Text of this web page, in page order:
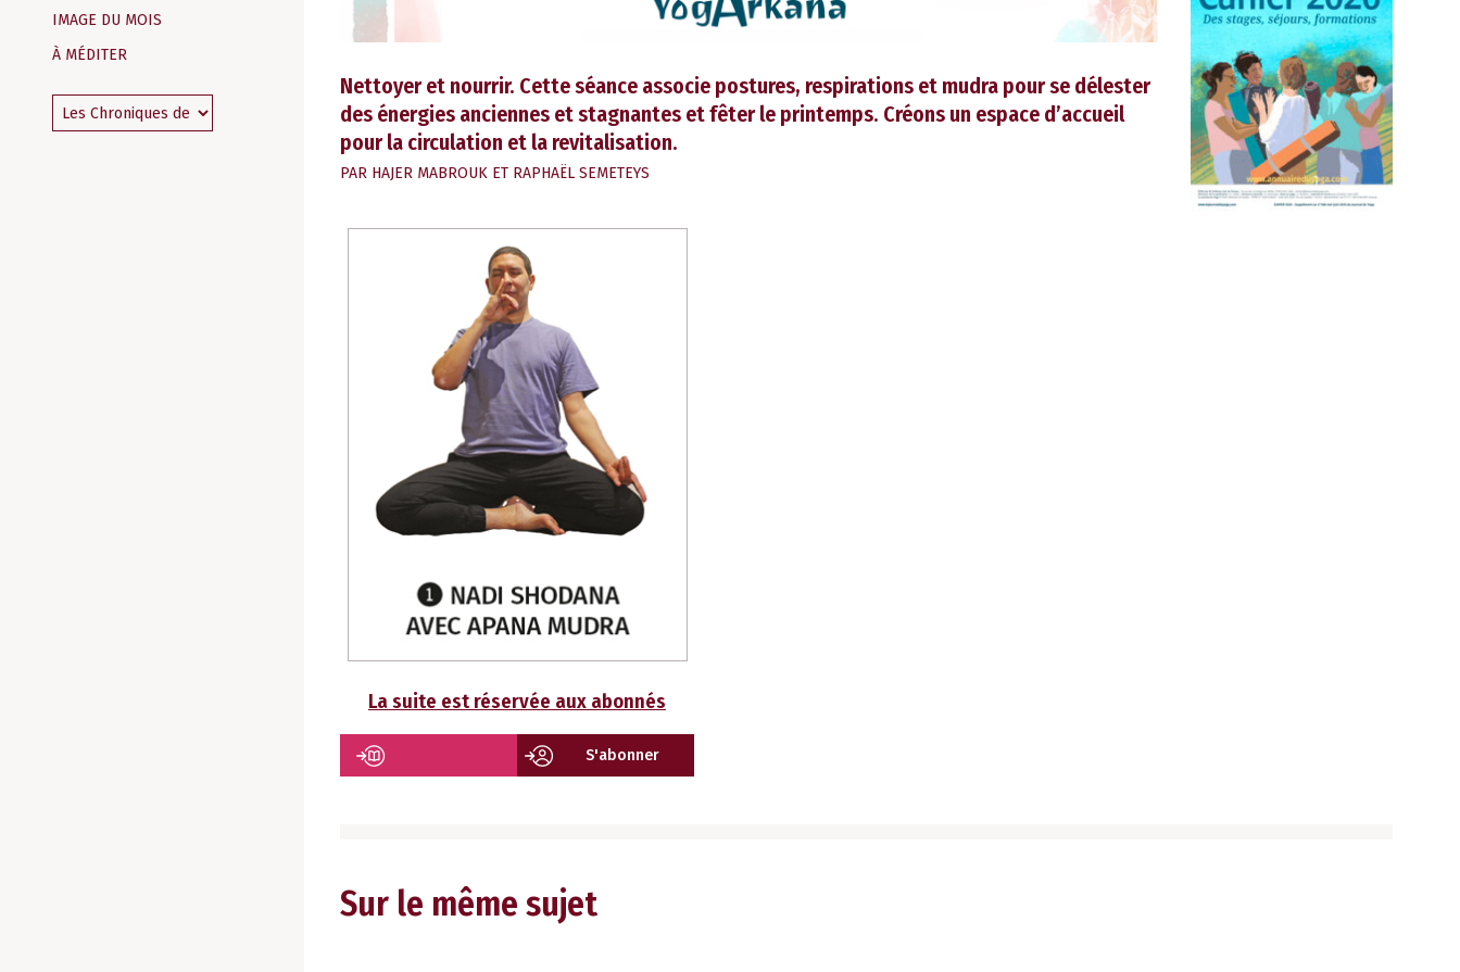
IMAGE DU MOIS
À MÉDITER
Nettoyer et nourrir. Cette séance associe postures, respirations et mudra pour se délester
des énergies anciennes et stagnantes et fêter le printemps. Créons un espace d’accueil
pour la circulation et la revitalisation.
PAR HAJER MABROUK ET RAPHAËL SEMETEYS
La suite est réservée aux abonnés
S'abonner
Sur le même sujet